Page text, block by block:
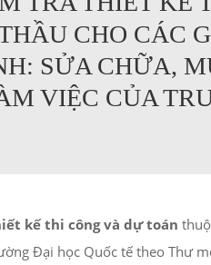
CHO CÁC
SỬA CHỮA,
VIỆC CỦA
kế thi công và dự toán
Đại học Quốc tế theo Thư